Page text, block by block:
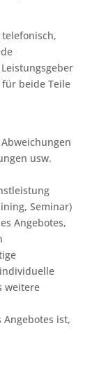
beide Teile
usw.
Seminar)
Angebotes,
weitere
ist,